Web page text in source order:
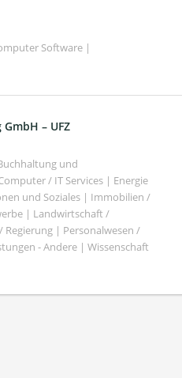
Software |
– UFZ
und
/ IT Services | Energie
und Soziales | Immobilien /
| Landwirtschaft /
| Personalwesen /
- Andere | Wissenschaft